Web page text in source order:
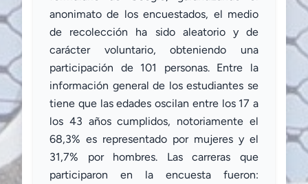
anonimato de los encuestados, el medio
de recolección ha sido aleatorio y de
carácter voluntario, obteniendo una
participación de 101 personas. Entre la
información general de los estudiantes se
tiene que las edades oscilan entre los 17 a
los 43 años cumplidos, notoriamente el
68,3% es representado por mujeres y el
31,7% por hombres. Las carreras que
participaron en la encuesta fueron: